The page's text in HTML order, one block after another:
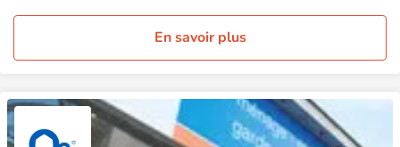
En savoir plus